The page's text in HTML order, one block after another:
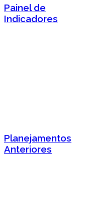
Painel de
Indicadores
Planejamentos
Anteriores